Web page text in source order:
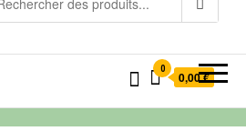
0
0,00 €